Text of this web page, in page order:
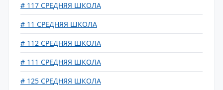
# 117 СРЕДНЯЯ ШКОЛА
# 11 СРЕДНЯЯ ШКОЛА
# 112 СРЕДНЯЯ ШКОЛА
# 111 СРЕДНЯЯ ШКОЛА
# 125 СРЕДНЯЯ ШКОЛА